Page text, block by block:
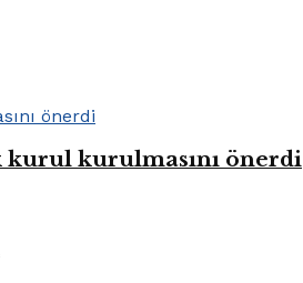
kurul kurulmasını önerdi